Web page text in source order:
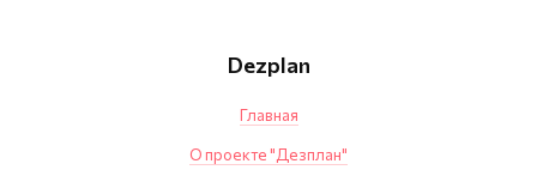
Dezplan
Главная
О проекте "Дезплан"